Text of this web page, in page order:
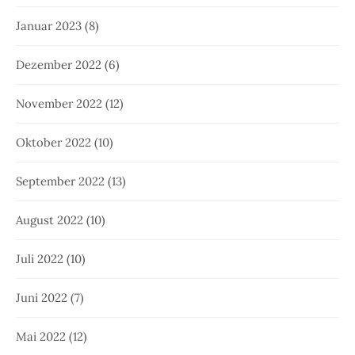
Januar 2023 (8)
Dezember 2022 (6)
November 2022 (12)
Oktober 2022 (10)
September 2022 (13)
August 2022 (10)
Juli 2022 (10)
Juni 2022 (7)
Mai 2022 (12)